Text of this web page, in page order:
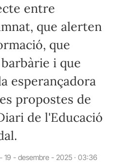
entre
que alerten
que
i que
esperançadora
propostes de
de l'Educació
19 - desembre - 2025 · 03:36